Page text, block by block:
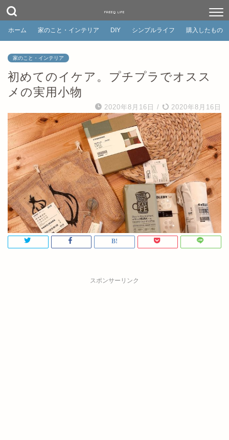
FREEQ LIFE
ホーム 家のこと・インテリア DIY シンプルライフ 購入したもの
家のこと・インテリア
初めてのイケア。プチプラでオスス
メの実用小物
2020年8月16日 / 2020年8月16日
スポンサーリンク